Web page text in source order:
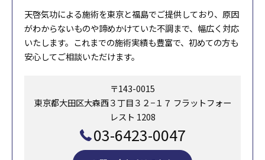
天啓気功による施術を東京と福島でご提供しており、原因
がわからないものや諦めかけていた不調まで、幅広く対応
いたします。これまでの施術実績も豊富で、初めての方も
安心してご相談いただけます。
〒143-0015
東京都大田区大森西３丁目３２−１７ フラットフォー
レスト 1208
03-6423-0047